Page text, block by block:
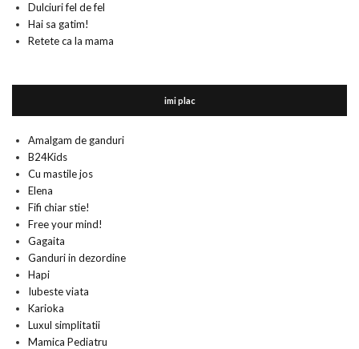
Dulciuri fel de fel
Hai sa gatim!
Retete ca la mama
imi plac
Amalgam de ganduri
B24Kids
Cu mastile jos
Elena
Fifi chiar stie!
Free your mind!
Gagaita
Ganduri in dezordine
Hapi
Iubeste viata
Karioka
Luxul simplitatii
Mamica Pediatru